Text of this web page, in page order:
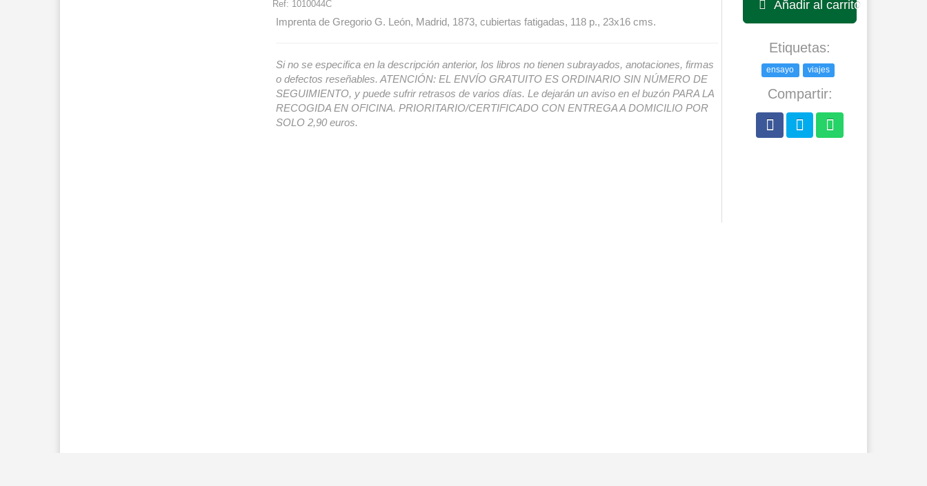
Ref: 1010044C
Imprenta de Gregorio G. León, Madrid, 1873, cubiertas fatigadas, 118 p., 23x16 cms.
Si no se especifica en la descripción anterior, los libros no tienen subrayados, anotaciones, firmas
o defectos reseñables. ATENCIÓN: EL ENVÍO GRATUITO ES ORDINARIO SIN NÚMERO DE
SEGUIMIENTO, y puede sufrir retrasos de varios días. Le dejarán un aviso en el buzón PARA LA
RECOGIDA EN OFICINA. PRIORITARIO/CERTIFICADO CON ENTREGA A DOMICILIO POR
SOLO 2,90 euros.
Añadir al carrito
Etiquetas:
ensayo viajes
Compartir: